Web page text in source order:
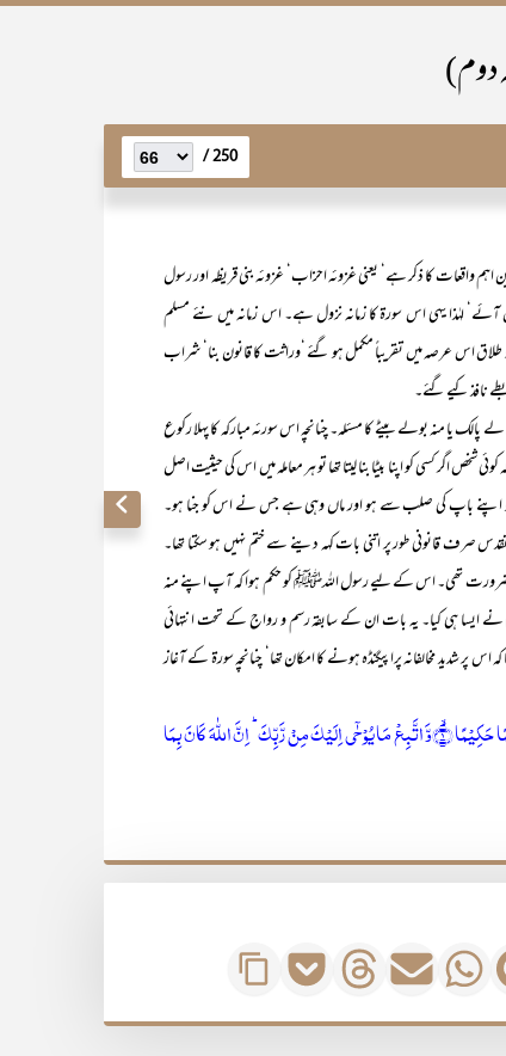
دوم)
250 /
واقعات کا ذکر ہے‘ یعنی غزوئہ احزاب‘ غزوئہ بنی قریظہ اور رسول
رضی اللہ عنہاسے نکاح۔ یہ تینوں واقعات ۵ھ میں پیش آئے‘ لہٰذا یہی اس سورۃ کا زمانہ نزول ہے۔ اس زمانہ میں نئے مسلم
طلاق اس عرصہ میں تقریباً مکمل ہو گئے ‘وراثت کا قانون بنا‘ شراب
نافذ کیے گئے۔
یا منہ بولے بیٹے کا مسئلہ۔ چنانچہ اس سورئہ مبارکہ کا پہلا رکوع
کسی کو اپنا بیٹا بنا لیتا تھا تو ہر معاملہ میں اس کی حیثیت اصل
جو اپنے باپ کی صلب سے ہو اور ماں وہی ہے جس نے اس کو جنا ہو۔
صرف قانونی طور پر اتنی بات کہہ دینے سے ختم نہیں ہو سکتا تھا۔
ضرورت تھی۔ اس کے لیے رسول اللہﷺ کو حکم ہوا کہ آپ اپنے منہ
ہی کیا۔ یہ بات ان کے سابقہ رسم و رواج کے تحت انتہائی
پر شدید مخالفانہ پراپیگنڈہ ہونے کا امکان تھا‘ چنانچہ سورۃ کے آغاز
{یٰۤاَیُّہَا النَّبِیُّ اتَّقِ اللّٰہَ وَ لَا تُطِعِ الۡکٰفِرِیۡنَ وَ الۡمُنٰفِقِیۡنَ ؕ اِنَّ اللّٰہَ کَانَ عَلِیۡمًا حَکِیۡمًا ۙ﴿۱﴾وَّ اتَّبِعۡ مَا یُوۡحٰۤی اِلَیۡکَ مِنۡ رَّبِّکَ ؕ اِنَّ اللّٰہَ کَانَ بِمَا